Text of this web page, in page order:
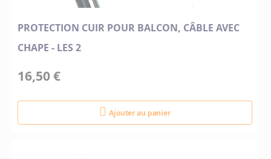
PROTECTION CUIR POUR BALCON, CÂBLE AVEC
CHAPE - LES 2
16,50 €
Ajouter au panier